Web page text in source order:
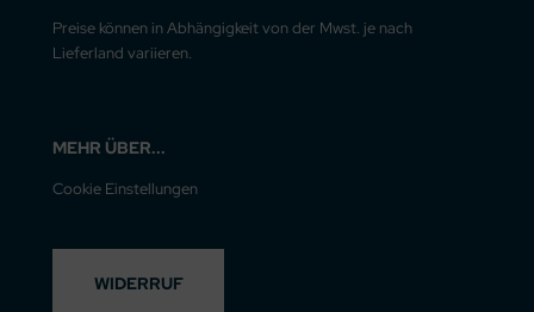
Preise können in Abhängigkeit von der Mwst. je nach
Lieferland variieren.
MEHR ÜBER...
Cookie Einstellungen
WIDERRUF